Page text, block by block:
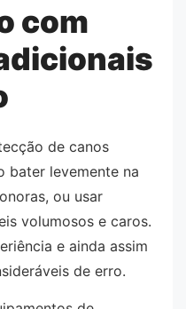
com
de canos
bater levemente na
ou usar
volumosos e caros.
e ainda assim
de erro.